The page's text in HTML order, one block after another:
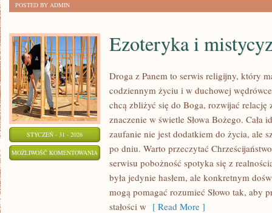
POSTED BY ADMIN
STYCZEŃ - 31 - 2026
MOŻLIWOŚĆ KOMENTOWANIA EZOTERYKA
MISTYCYZM
Ezoteryka i
Droga z Panem to serwis religijny, który
codziennym życiu i w duchowej
chcą zbliżyć się do Boga, rozwijać relację
znaczenie w świetle Słowa Bożego. Cała
zaufanie nie jest dodatkiem do życia, ale
po dniu. Warto przeczytać
serwisu pobożność spotyka się z
była jedynie hasłem, ale konkretnym
mogą pomagać rozumieć Słowo tak, aby
stałości w [ Read More ]